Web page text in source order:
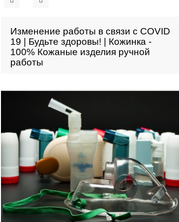
Изменение работы в связи с COVID
19 | Будьте здоровы! | Кожинка -
100% Кожаные изделия ручной
работы